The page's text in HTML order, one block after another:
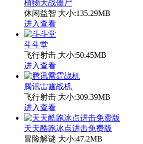
植物大战僵尸
休闲益智 大小:135.29MB
进入查看
斗斗堂
飞行射击 大小:50.45MB
进入查看
腾讯雷霆战机
飞行射击 大小:309.39MB
进入查看
天天酷跑冰点进击免费版
冒险解谜 大小:47.2MB